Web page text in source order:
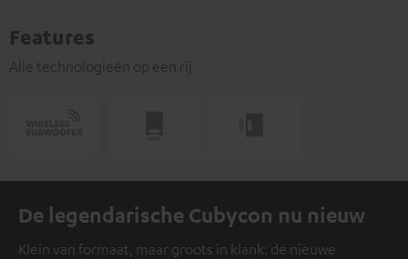
Features
Alle technologieën op een rij
De legendarische Cubycon nu nieuw
Klein van formaat, maar groots in klank: de nieuwe